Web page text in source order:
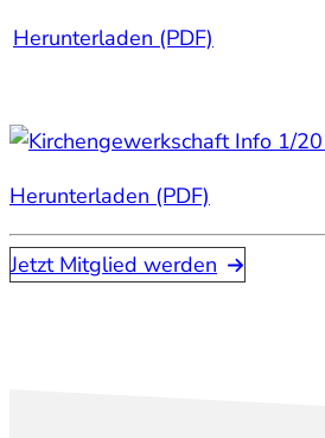
Herunterladen (PDF)
Herunterladen (PDF)
Jetzt Mitglied werden